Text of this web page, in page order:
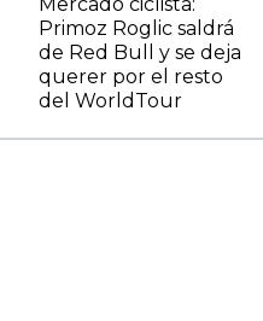
Mercado ciclista:
Primoz Roglic saldrá
de Red Bull y se deja
querer por el resto
del WorldTour